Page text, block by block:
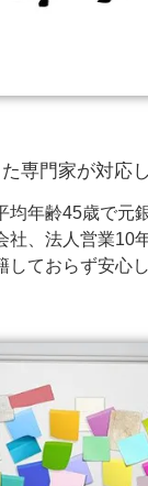
専門家が対応
均年齢45歳で元
社、法人営業10
しておらず安心